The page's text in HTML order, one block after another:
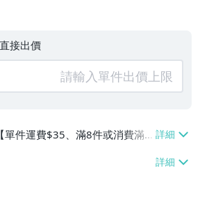
直接出價
單件運費$35、滿8件或消費滿
】